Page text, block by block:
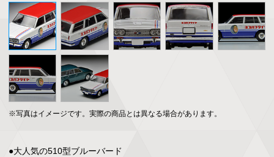
※写真はイメージです。実際の商品とは異なる場合があります。
●大人気の510型ブルーバード